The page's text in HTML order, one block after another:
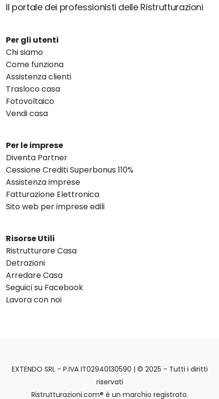
Il portale dei professionisti delle Ristrutturazioni
Per gli utenti
Chi siamo
Come funziona
Assistenza clienti
Trasloco casa
Fotovoltaico
Vendi casa
Per le imprese
Diventa Partner
Cessione Crediti Superbonus 110%
Assistenza imprese
Fatturazione Elettronica
Sito web per imprese edili
Risorse Utili
Ristrutturare Casa
Detrazioni
Arredare Casa
Seguici su Facebook
Lavora con noi
EXTENDO SRL - P.IVA IT02940130590 | © 2025 - Tutti i diritti
riservati
Ristrutturazioni.com® è un marchio registrato.